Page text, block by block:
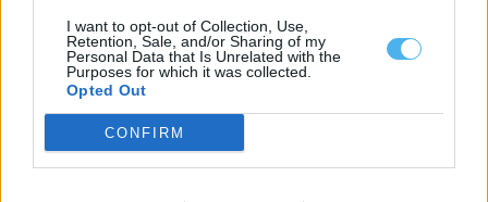
I want to opt-out of Collection, Use,
Retention, Sale, and/or Sharing of my
Personal Data that Is Unrelated with the
Purposes for which it was collected.
Opted Out
CONFIRM